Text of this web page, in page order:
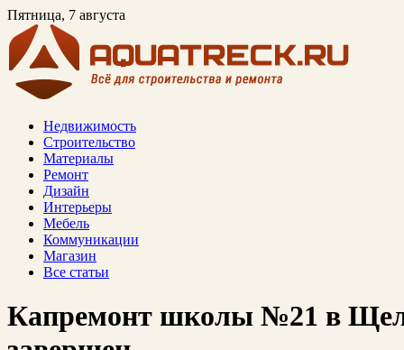
Пятница, 7 августа
Недвижимость
Строительство
Материалы
Ремонт
Дизайн
Интерьеры
Мебель
Коммуникации
Магазин
Все статьи
Капремонт школы №21 в